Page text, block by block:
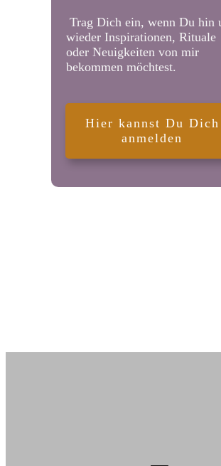
Trag Dich ein, wenn Du hin
wieder Inspirationen, Rituale
oder Neuigkeiten von mir
bekommen möchtest.
Hier kannst Du Dich
anmelden